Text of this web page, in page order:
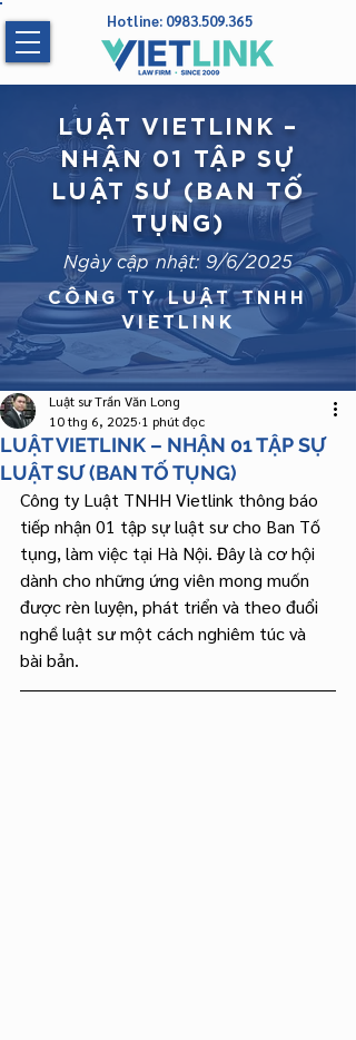
Hotline: 0983.509.365
LUẬT VIETLINK –
NHẬN 01 TẬP SỰ
LUẬT SƯ (BAN TỐ
TỤNG)
Ngày cập nhật: 9/6/2025
CÔNG TY LUẬT TNHH
VIETLINK
LUẬT VIETLINK – NHẬN 01 TẬP SỰ
LUẬT SƯ (BAN TỐ TỤNG)
Luật sư Trần Văn Long
10 thg 6, 2025 1 phút đọc
Công ty Luật TNHH Vietlink thông báo
tiếp nhận 01 tập sự luật sư cho Ban Tố
tụng, làm việc tại Hà Nội. Đây là cơ hội
dành cho những ứng viên mong muốn
được rèn luyện, phát triển và theo đuổi
nghề luật sư một cách nghiêm túc và
bài bản.